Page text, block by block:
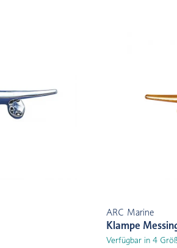
ARC Marine
Klampe
Verfügbar in 4